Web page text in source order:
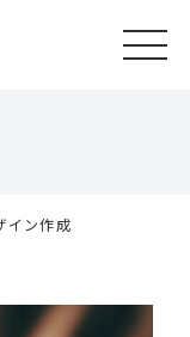
イン作成